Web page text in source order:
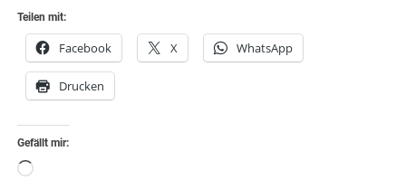
Teilen mit:
Facebook X WhatsApp
Drucken
Gefällt mir:
Wird